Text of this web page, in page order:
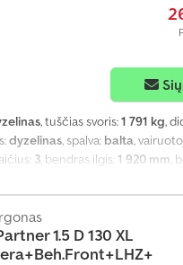
, tuščias svoris:1 791 kg,
dyzelinas, spalva: balta,
3, bendras ilgis:1 920 mm,
stabilumo programa (ESP),
jutikliai, stumdomos
1.5 D 130 XL